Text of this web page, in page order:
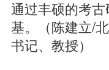
通过丰硕的考
基。（陈建立/
书记、教授）